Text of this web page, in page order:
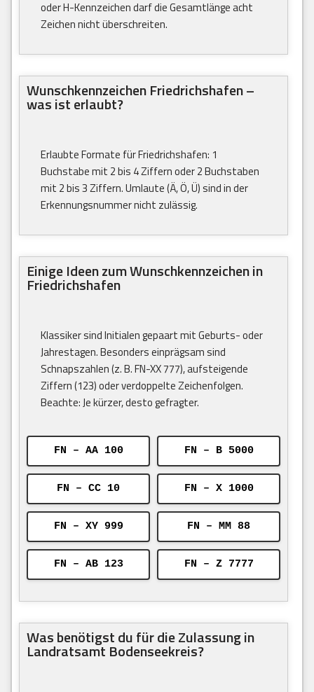
oder H-Kennzeichen darf die Gesamtlänge acht
Zeichen nicht überschreiten.
Wunschkennzeichen Friedrichshafen –
was ist erlaubt?
Erlaubte Formate für Friedrichshafen: 1
Buchstabe mit 2 bis 4 Ziffern oder 2 Buchstaben
mit 2 bis 3 Ziffern. Umlaute (Ä, Ö, Ü) sind in der
Erkennungsnummer nicht zulässig.
Einige Ideen zum Wunschkennzeichen in
Friedrichshafen
Klassiker sind Initialen gepaart mit Geburts- oder
Jahrestagen. Besonders einprägsam sind
Schnapszahlen (z. B. FN-XX 777), aufsteigende
Ziffern (123) oder verdoppelte Zeichenfolgen.
Beachte: Je kürzer, desto gefragter.
FN – AA 100 FN – B 5000
FN – CC 10 FN – X 1000
FN – XY 999 FN – MM 88
FN – AB 123 FN – Z 7777
Was benötigst du für die Zulassung in
Landratsamt Bodenseekreis?